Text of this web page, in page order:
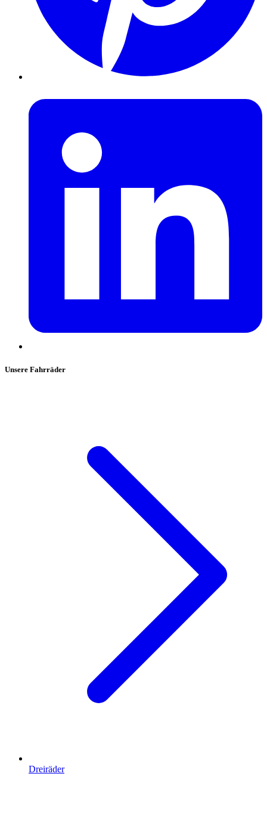
Unsere Fahrräder
Dreiräder